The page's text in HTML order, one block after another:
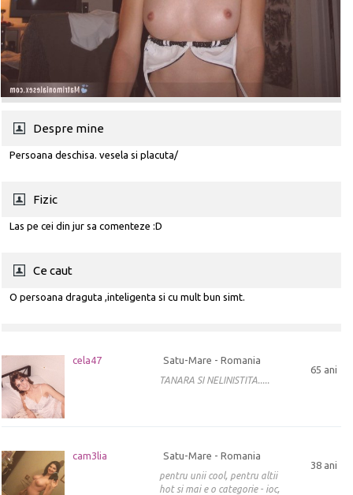
Despre mine
Persoana deschisa. vesela si placuta/
Fizic
Las pe cei din jur sa comenteze :D
Ce caut
O persoana draguta ,inteligenta si cu mult bun simt.
cela47
65 ani
Satu-Mare - Romania
TANARA SI NELINISTITA.....
cam3lia
38 ani
Satu-Mare - Romania
pentru unii cool, pentru altii
hot si mai e o categorie - ioc,